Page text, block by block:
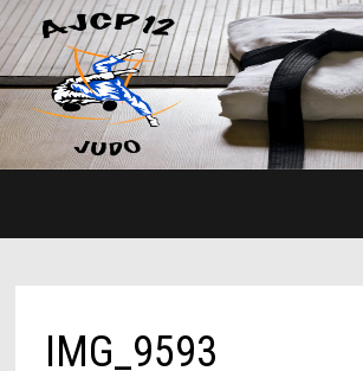
Passer
au
contenu
IMG_9593